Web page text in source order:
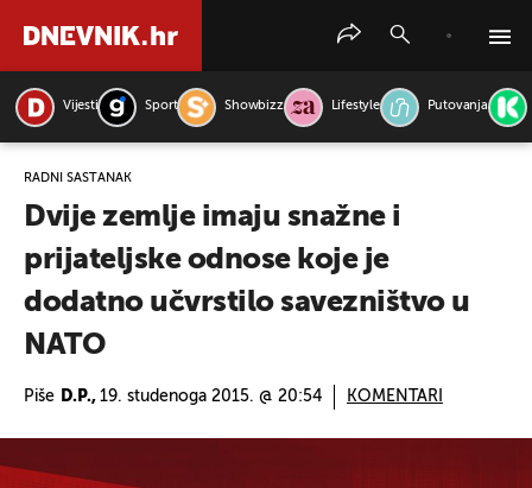
Vijesti Sport Showbizz Lifestyle Putovanja
RADNI SASTANAK
Dvije zemlje imaju snažne i
prijateljske odnose koje je
dodatno učvrstilo savezništvo u
NATO
Piše D.P., 19. studenoga 2015. @ 20:54 KOMENTARI
PRETRAŽITE VIJESTI